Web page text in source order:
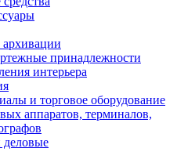
принадлежности
интерьера
и торговое оборудование
аппаратов, терминалов,